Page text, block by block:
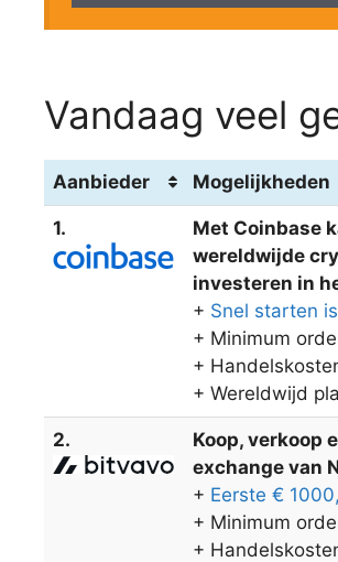
Vandaag veel
Aanbieder Mogelijkheden
1.
Met Coinbase
wereldwijde
investeren in
+ Snel starten
+ Minimum
+
+ Wereldwijd
2.
Koop, verkoop
exchange van
+ Eerste €
+ Minimum
+